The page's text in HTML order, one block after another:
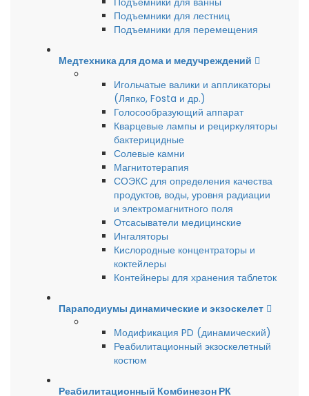
Подъемники для лестниц
Подъемники для перемещения
Медтехника для дома и медучреждений
Игольчатые валики и аппликаторы
(Ляпко, Fosta и др.)
Голосообразующий аппарат
Кварцевые лампы и рециркуляторы
бактерицидные
Солевые камни
Магнитотерапия
СОЭКС для определения качества
продуктов, воды, уровня радиации
и электромагнитного поля
Отсасыватели медицинские
Ингаляторы
Кислородные концентраторы и
коктейлеры
Контейнеры для хранения таблеток
Параподиумы динамические и экзоскелет
Модификация PD (динамический)
Реабилитационный экзоскелетный
костюм
Реабилитационный Комбинезон РК